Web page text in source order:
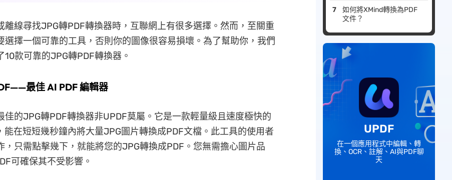
離線尋找JPG轉PDF轉換器時，互聯網上有很多選擇。然而，至關重
選擇一個可靠的工具，否則你的圖像很容易損壞。為了幫助你，我們
10款可靠的JPG轉PDF轉換器。
最佳 AI PDF 編輯器
佳的JPG轉PDF轉換器非UPDF莫屬。它是一款輕量級且速度極快的
能在短短幾秒鐘內將大量JPG圖片轉換成PDF文檔。此工具的使用者
，只需點擊幾下，就能將您的JPG轉換成PDF。您無需擔心圖片品
可確保其不受影響。
如何將XMind轉換為PDF
文件？
UPDF
在一個應用程式中編輯、轉
換、OCR、註解、AI與PDF聊
天